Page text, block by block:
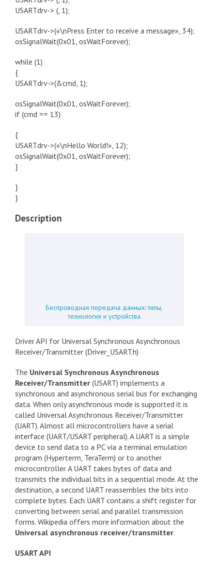
USARTdrv-> (, 1);
USARTdrv->(«\nPress Enter to receive a message», 34);
osSignalWait(0x01, osWaitForever);
while (1)
{
USARTdrv->(&cmd, 1);
osSignalWait(0x01, osWaitForever);
if (cmd == 13)
{
USARTdrv->(«\nHello World!», 12);
osSignalWait(0x01, osWaitForever);
}
}
}
Description
Беспроводная передача данных: типы,
технология и устройства
Driver API for Universal Synchronous Asynchronous
Receiver/Transmitter (Driver_USART.h)
The Universal Synchronous Asynchronous
Receiver/Transmitter(USART) implements a
synchronous and asynchronous serial bus for exchanging
data. When only asynchronous mode is supported it is
called Universal Asynchronous Receiver/Transmitter
(UART). Almost all microcontrollers have a serial
interface (UART/USART peripheral). A UART is a simple
device to send data to a PC via a terminal emulation
program (Hyperterm, TeraTerm) or to another
microcontroller. A UART takes bytes of data and
transmits the individual bits in a sequential mode. At the
destination, a second UART reassembles the bits into
complete bytes. Each UART contains a shift register for
converting between serial and parallel transmission
forms. Wikipedia offers more information about the
Universal asynchronous receiver/transmitter.
USART API